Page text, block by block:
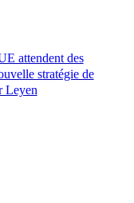
attendent des
stratégie de
Leyen